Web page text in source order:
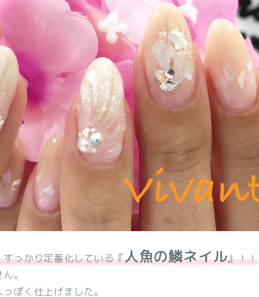
っかり定番化している『人魚の鱗ネイル』！！
。
ぽく仕上げました。